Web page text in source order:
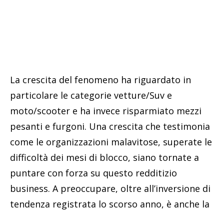
La crescita del fenomeno ha riguardato in
particolare le categorie vetture/Suv e
moto/scooter e ha invece risparmiato mezzi
pesanti e furgoni. Una crescita che testimonia
come le organizzazioni malavitose, superate le
difficoltà dei mesi di blocco, siano tornate a
puntare con forza su questo redditizio
business. A preoccupare, oltre all’inversione di
tendenza registrata lo scorso anno, è anche la